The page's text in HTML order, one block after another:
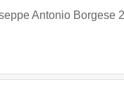
Antonio Borgese